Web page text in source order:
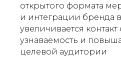
открытого формата
и интеграции бренда
увеличивается
узнаваемость и
целевой аудитории